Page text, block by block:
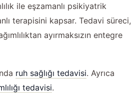
ile eşzamanlı psikiyatrik
terapisini kapsar. Tedavi süreci,
ayırmaksızın entegre
ruh sağlığı tedavisi. Ayrıca
tedavisi.